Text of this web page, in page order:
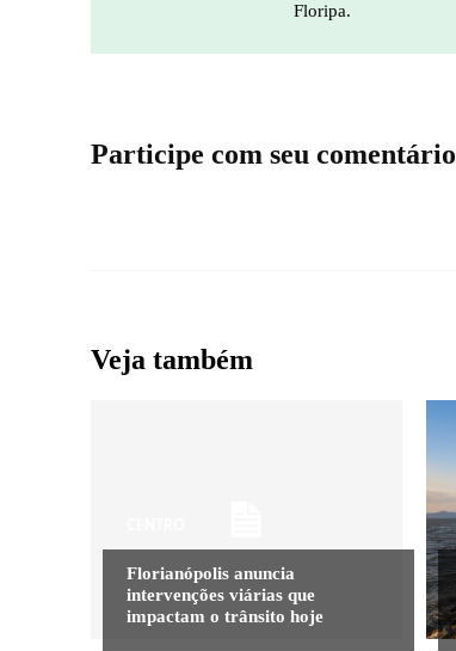
Floripa.
Participe com seu comentário
Veja também
Florianópolis anuncia
intervenções viárias que
impactam o trânsito hoje